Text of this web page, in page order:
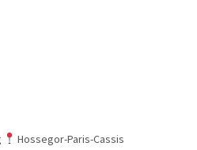
Hossegor-Paris-Cassis